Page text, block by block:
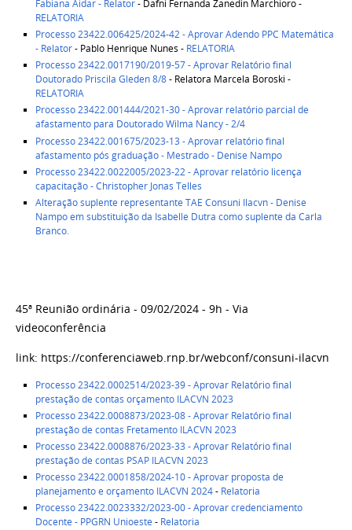
Fabiana Aidar - Relator- Dafni Fernanda Zanedin Marchioro -
RELATORIA
Processo 23422.006425/2024-42 - Aprovar Adendo PPC Matemática
- Relator- Pablo Henrique Nunes - RELATORIA
Processo 23422.0017190/2019-57 - Aprovar Relatório final
Doutorado Priscila Gleden 8/8- Relatora Marcela Boroski -
RELATORIA
Processo 23422.001444/2021-30 - Aprovar relatório parcial de
afastamento para Doutorado Wilma Nancy - 2/4
Processo 23422.001675/2023-13 - Aprovar relatório final
afastamento pós graduação - Mestrado - Denise Nampo
Processo 23422.0022005/2023-22 - Aprovar relatório licença
capacitação - Christopher Jonas Telles
Alteração suplente representante TAE Consuni Ilacvn - Denise
Nampo em substituição da Isabelle Dutra como suplente da Carla
Branco.
45ª Reunião ordinária - 09/02/2024 - 9h - Via
videoconferência
link: https://conferenciaweb.rnp.br/webconf/consuni-ilacvn
Processo 23422.0002514/2023-39 - Aprovar Relatório final
prestação de contas orçamento ILACVN 2023
Processo 23422.0008873/2023-08 - Aprovar Relatório final
prestação de contas Fretamento ILACVN 2023
Processo 23422.0008876/2023-33 - Aprovar Relatório final
prestação de contas PSAP ILACVN 2023
Processo 23422.0001858/2024-10 - Aprovar proposta de
planejamento e orçamento ILACVN 2024- Relatoria
Processo 23422.0023332/2023-00 - Aprovar credenciamento
Docente - PPGRN Unioeste - Relatoria